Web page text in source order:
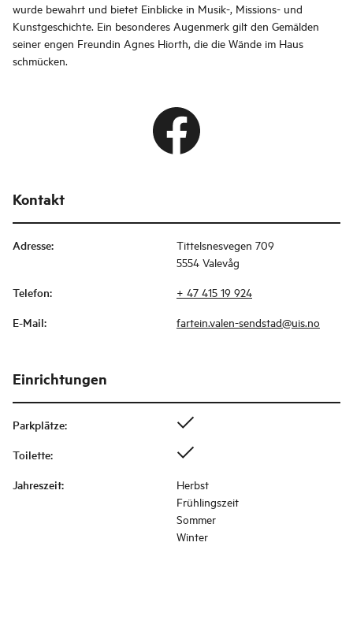
wurde bewahrt und bietet Einblicke in Musik-, Missions- und
Kunstgeschichte. Ein besonderes Augenmerk gilt den Gemälden
seiner engen Freundin Agnes Hiorth, die die Wände im Haus
schmücken.
Kontakt
Adresse:
Tittelsnesvegen 709
5554 Valevåg
Telefon: + 47 415 19 924
E-Mail: fartein.valen-sendstad@uis.no
Einrichtungen
Parkplätze:
Toilette:
Jahreszeit:
Herbst
Frühlingszeit
Sommer
Winter